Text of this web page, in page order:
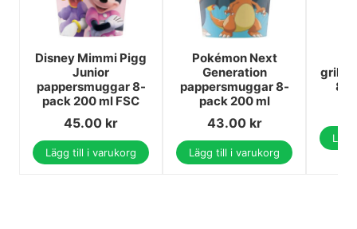
Disney Mimmi Pigg
Junior
pappersmuggar 8-
pack 200 ml FSC
45.00 kr
Lägg till i varukorg
Pokémon Next
Generation
pappersmuggar 8-
pack 200 ml
43.00 kr
Lägg till i varukorg
8-